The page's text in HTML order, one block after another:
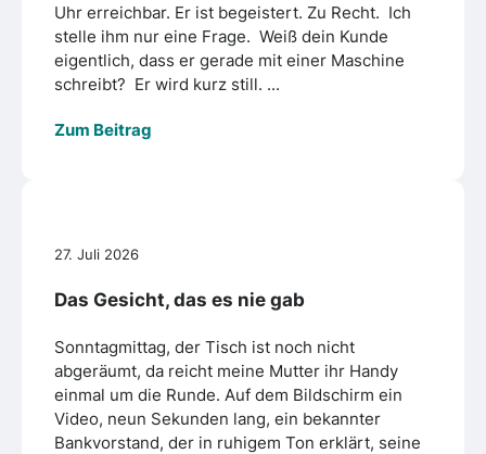
Uhr erreichbar. Er ist begeistert. Zu Recht. Ich
stelle ihm nur eine Frage. Weiß dein Kunde
eigentlich, dass er gerade mit einer Maschine
schreibt? Er wird kurz still. ...
Zum Beitrag
27. Juli 2026
Das Gesicht, das es nie gab
Sonntagmittag, der Tisch ist noch nicht
abgeräumt, da reicht meine Mutter ihr Handy
einmal um die Runde. Auf dem Bildschirm ein
Video, neun Sekunden lang, ein bekannter
Bankvorstand, der in ruhigem Ton erklärt, seine